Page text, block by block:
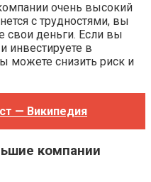
очень высокий
с трудностями, вы
свои деньги. Если вы
в
можете снизить риск и
— Википедия
компании